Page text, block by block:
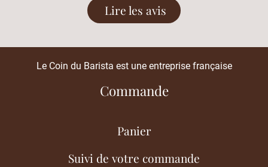
Lire les avis
Le Coin du Barista est une entreprise française
Commande
Panier
Suivi de votre commande